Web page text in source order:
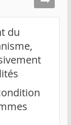
du